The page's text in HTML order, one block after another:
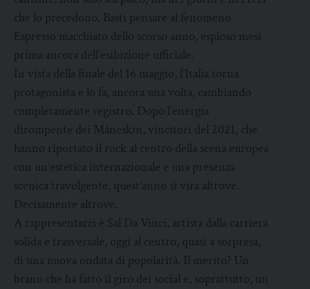
che lo precedono. Basti pensare al fenomeno
Espresso macchiato dello scorso anno, esploso mesi
prima ancora dell’esibizione ufficiale.
In vista della finale del 16 maggio, l’Italia torna
protagonista e lo fa, ancora una volta, cambiando
completamente registro. Dopo l’energia
dirompente dei Måneskin, vincitori del 2021, che
hanno riportato il rock al centro della scena europea
con un’estetica internazionale e una presenza
scenica travolgente, quest’anno si vira altrove.
Decisamente altrove.
A rappresentarci è Sal Da Vinci, artista dalla carriera
solida e trasversale, oggi al centro, quasi a sorpresa,
di una nuova ondata di popolarità. Il merito? Un
brano che ha fatto il giro dei social e, soprattutto, un